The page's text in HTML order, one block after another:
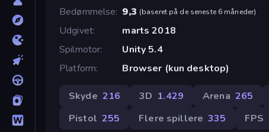
Bedømmelse 9,3 (baseret på de seneste 6 måneder)
Udgivet
marts 2018
Spilmotor
Unity 5.4
Platform
Browser (kun desktop)
Skyde 216 3D 1.429 Arena 265
Pistol 255 Flere spillere 335 FPS